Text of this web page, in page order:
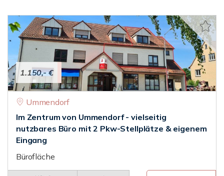
1.150,- €
Ummendorf
Im Zentrum von Ummendorf - vielseitig
nutzbares Büro mit 2 Pkw-Stellplätze & eigenem
Eingang
Bürofläche